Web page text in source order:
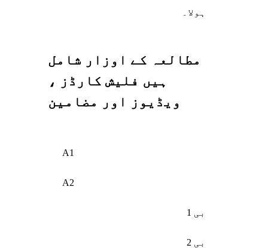
ہولا۔
مطالعہ کے اوزار شامل
ہیں فلیش کارڈز ،
ویڈیوز اور مضامین
A1
A2
بی 1
بی 2